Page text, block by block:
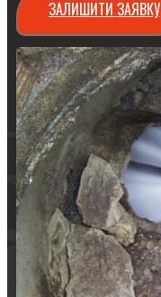
ЗАЛИШИТИ ЗАЯВКУ